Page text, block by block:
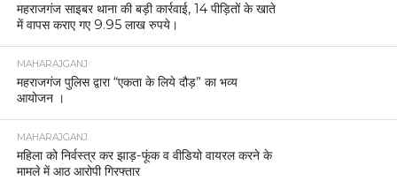
महराजगंज साइबर थाना की बड़ी कार्रवाई, 14 पीड़ितों के खाते
में वापस कराए गए 9.95 लाख रुपये।
MAHARAJGANJ
महराजगंज पुलिस द्वारा “एकता के लिये दौड़” का भव्य
आयोजन ।
MAHARAJGANJ
महिला को निर्वस्त्र कर झाड़-फूंक व वीडियो वायरल करने के
मामले में आठ आरोपी गिरफ्तार